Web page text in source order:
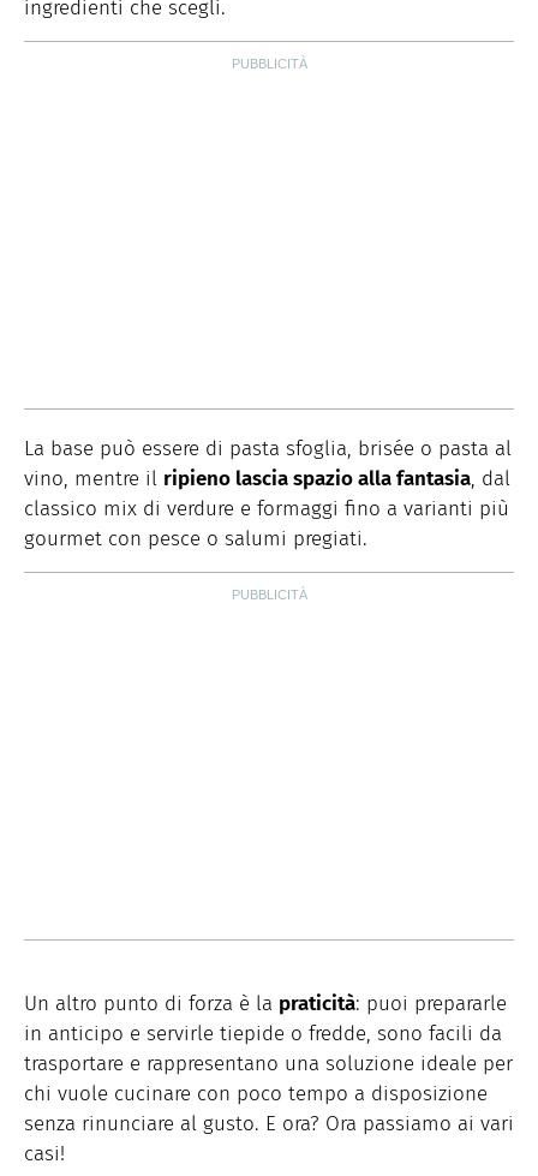
ingredienti che scegli.
La base può essere di pasta sfoglia, brisée o pasta al
vino, mentre il ripieno lascia spazio alla fantasia, dal
classico mix di verdure e formaggi fino a varianti più
gourmet con pesce o salumi pregiati.
Un altro punto di forza è la praticità: puoi prepararle
in anticipo e servirle tiepide o fredde, sono facili da
trasportare e rappresentano una soluzione ideale per
chi vuole cucinare con poco tempo a disposizione
senza rinunciare al gusto. E ora? Ora passiamo ai vari
casi!